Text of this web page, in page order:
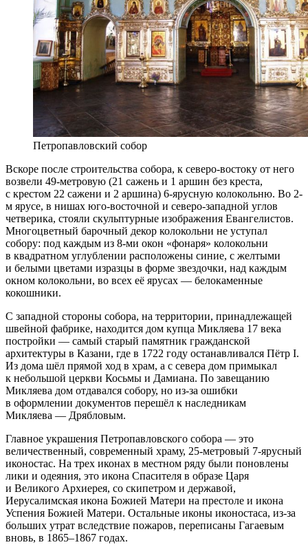
Петропавловский собор
Вскоре после строительства собора, к северо-востоку от него
возвели 49-метровую (21 сажень и 1 аршин без креста,
с крестом 22 сажени и 2 аршина) 6-ярусную колокольню. Во 2-
м ярусе, в нишах юго-восточной и северо-западной углов
четверика, стояли скульптурные изображения Евангелистов.
Многоцветный барочный декор колокольни не уступал
собору: под каждым из 8-ми окон «фонаря» колокольни
в квадратном углублении расположены синие, с желтыми
и белыми цветами изразцы в форме звездочки, над каждым
окном колокольни, во всех её ярусах — белокаменные
кокошники.
С западной стороны собора, на территории, принадлежащей
швейной фабрике, находится дом купца Микляева 17 века
постройки — самый старый памятник гражданской
архитектуры в Казани, где в 1722 году останавливался Пётр I.
Из дома шёл прямой ход в храм, а с севера дом примыкал
к небольшой церкви Косьмы и Дамиана. По завещанию
Микляева дом отдавался собору, но из-за ошибки
в оформлении документов перешёл к наследникам
Микляева — Дрябловым.
Главное украшения Петропавловского собора — это
величественный, современный храму, 25-метровый 7-ярусный
иконостас. На трех иконах в местном ряду были поновлены
лики и одеяния, это икона Спасителя в образе Царя
и Великого Архиерея, со скипетром и державой,
Иерусалимская икона Божией Матери на престоле и икона
Успения Божией Матери. Остальные иконы иконостаса, из-за
больших утрат вследствие пожаров, переписаны Гагаевым
вновь, в 1865–1867 годах.